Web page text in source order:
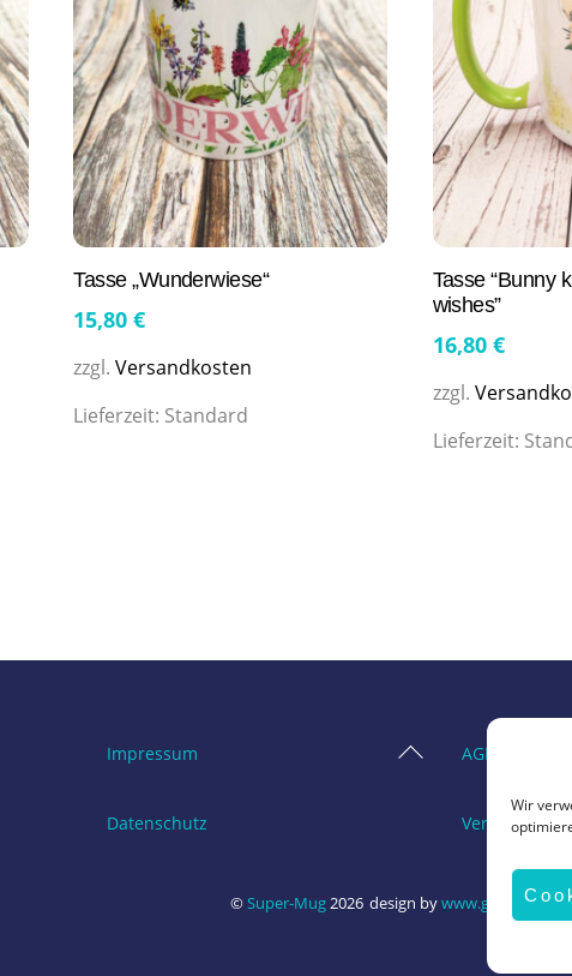
Wir
Tasse „Wunderwiese“
15,80€
zzgl.Versandkosten
Lieferzeit: Standard
Tasse “Bunny
wishes”
16,80 €
zzgl.
Lieferzeit:
Back
Impressum
Datenschutz
AGB
Vertrag
©Super-Mug2026 design bywww.grafik-